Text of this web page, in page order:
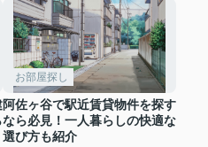
お部屋探し
阿佐ヶ谷で駅近賃貸物件を探す
なら必見！一人暮らしの快適な
選び方も紹介